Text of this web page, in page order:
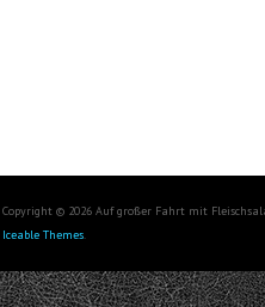
Copyright © 2026 Auf großer Fahrt mit
Iceable Themes.